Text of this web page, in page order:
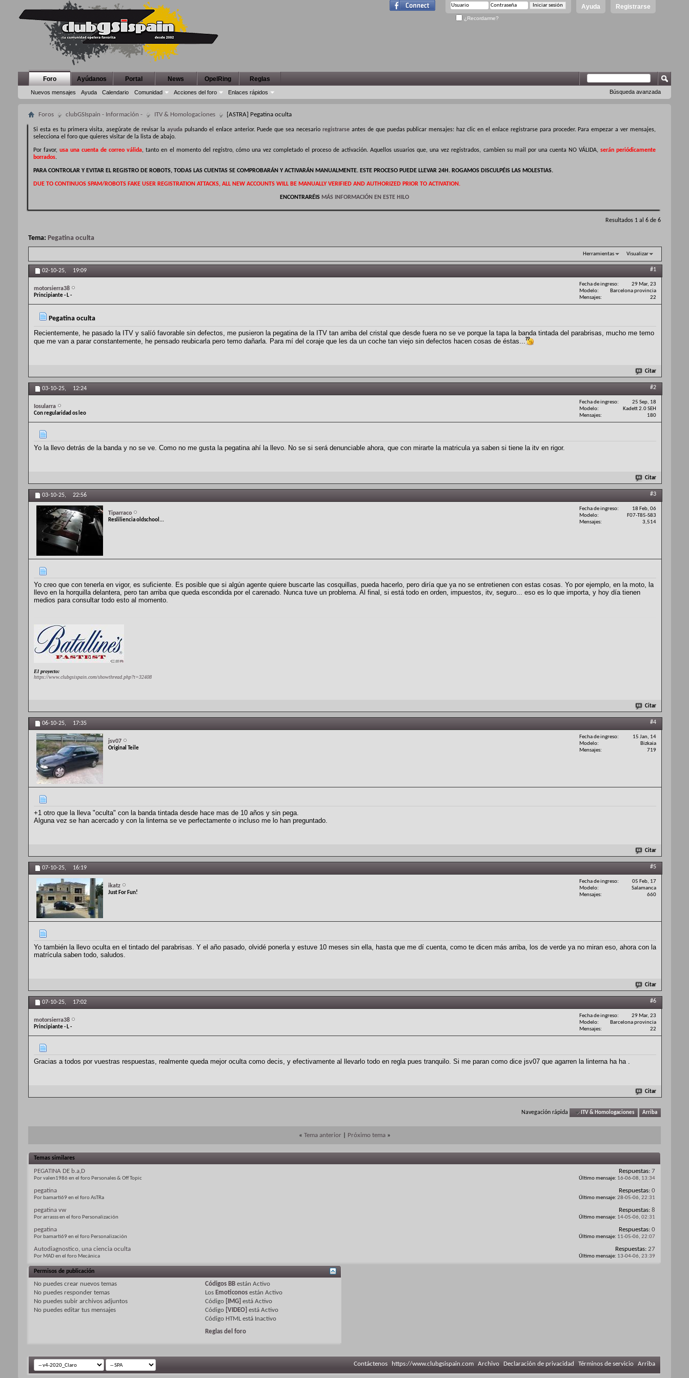
Registrarse
Ayuda
¿Recordarme?
Foro
Nuevos mensajes Ayuda Calendario Comunidad Acciones del foro Enlaces rápidos
Ayúdanos Portal News OpelRing Reglas
Búsqueda avanzada
Foros clubGSIspain - Información - ITV & Homologaciones [ASTRA] Pegatina oculta
Si esta es tu primera visita, asegúrate de revisar la ayudapulsando el enlace anterior. Puede que sea necesarioregistrarse antes de que puedas publicar mensajes: haz clic en el enlace registrarse para proceder. Para empezar a ver mensajes,
selecciona el foro que quieres visitar de la lista de abajo.
Por favor,usa una cuenta de correo válida, tanto en el momento del registro, cómo una vez completado el proceso de activación. Aquellos usuarios que, una vez registrados, cambien su mail por una cuenta NO VÁLIDA, serán periódicamente
borrados.
PARA CONTROLAR Y EVITAR EL REGISTRO DE ROBOTS, TODAS LAS CUENTAS SE COMPROBARÁN Y ACTIVARÁN MANUALMENTE. ESTE PROCESO PUEDE LLEVAR 24H. ROGAMOS DISCULPÉIS LAS MOLESTIAS.
DUE TO CONTINUOS SPAM/ROBOTS FAKE USER REGISTRATION ATTACKS, ALL NEW ACCOUNTS WILL BE MANUALLY VERIFIED AND AUTHORIZED PRIOR TO ACTIVATION.
ENCONTRARÉIS MÁS INFORMACIÓN EN ESTE HILO
Resultados 1 al 6 de 6
Tema: Pegatina oculta
Herramientas Visualizar
02-10-25, 19:09 #1
motorsierra38
Principiante - L -
Fecha de ingreso
29 Mar, 23
Modelo
Barcelona provincia
Mensajes
22
Pegatina oculta
Recientemente, he pasado la ITV y salíó favorable sin defectos, me pusieron la pegatina de la ITV tan arriba del cristal que desde fuera no se ve porque la tapa la banda tintada del parabrisas, mucho me temo
que me van a parar constantemente, he pensado reubicarla pero temo dañarla. Para mí del coraje que les da un coche tan viejo sin defectos hacen cosas de éstas...
Citar
03-10-25, 12:24 #2
Iosularra
Con regularidad os leo
Fecha de ingreso
25 Sep, 18
Modelo
Kadett 2.0 SEH
Mensajes
180
Yo la llevo detrás de la banda y no se ve. Como no me gusta la pegatina ahí la llevo. No se si será denunciable ahora, que con mirarte la matricula ya saben si tiene la itv en rigor.
Citar
03-10-25, 22:56 #3
Tiparraco
Resliliencia oldschool...
Fecha de ingreso
18 Feb, 06
Modelo
F07-T85-S83
Mensajes
3,514
Yo creo que con tenerla en vigor, es suficiente. Es posible que si algún agente quiere buscarte las cosquillas, pueda hacerlo, pero diría que ya no se entretienen con estas cosas. Yo por ejemplo, en la moto, la
llevo en la horquilla delantera, pero tan arriba que queda escondida por el carenado. Nunca tuve un problema. Al final, si está todo en orden, impuestos, itv, seguro... eso es lo que importa, y hoy día tienen
medios para consultar todo esto al momento.
El proyecto:
https://www.clubgsispain.com/showthread.php?t=32408
Citar
06-10-25, 17:35 #4
jsv07
Original Teile
Fecha de ingreso
15 Jan, 14
Modelo
Bizkaia
Mensajes
719
+1 otro que la lleva "oculta" con la banda tintada desde hace mas de 10 años y sin pega.
Alguna vez se han acercado y con la linterna se ve perfectamente o incluso me lo han preguntado.
Citar
07-10-25, 16:19 #5
ikatz
Just For Fun!
Fecha de ingreso
05 Feb, 17
Modelo
Salamanca
Mensajes
660
Yo también la llevo oculta en el tintado del parabrisas. Y el año pasado, olvidé ponerla y estuve 10 meses sin ella, hasta que me dí cuenta, como te dicen más arriba, los de verde ya no miran eso, ahora con la
matrícula saben todo, saludos.
Citar
07-10-25, 17:02 #6
motorsierra38
Principiante - L -
Fecha de ingreso
29 Mar, 23
Modelo
Barcelona provincia
Mensajes
22
Gracias a todos por vuestras respuestas, realmente queda mejor oculta como decis, y efectivamente al llevarlo todo en regla pues tranquilo. Si me paran como dice jsv07 que agarren la linterna ha ha .
Citar
Navegación rápida ITV & Homologaciones Arriba
« Tema anterior Próximo tema »
Temas similares
PEGATINA DE b.a,D
Por valen1986 en el foro Personales & Off Topic
Respuestas: 7
Último mensaje: 16-06-08, 13:34
pegatina
Por bamarti69 en el foro AsTRa
Respuestas: 0
Último mensaje: 28-05-06, 22:31
pegatina vw
Por arrasss en el foro Personalización
Respuestas: 8
Último mensaje: 14-05-06, 02:31
pegatina
Por bamarti69 en el foro Personalización
Respuestas: 0
Último mensaje: 11-05-06, 22:07
Autodiagnostico, una ciencia oculta
Por MAD en el foro Mecánica
Respuestas: 27
Último mensaje: 13-04-06, 23:39
Permisos de publicación
No puedes crear nuevos temas
No puedes responder temas
No puedes subir archivos adjuntos
No puedes editar tus mensajes
Códigos BB estánActivo
Los Emoticonos estánActivo
Código
[IMG] estáActivo
Código [VIDEO] estáActivo
Código HTML está Inactivo
Reglas del foro
Contáctenos https://www.clubgsispain.com Archivo Declaración de privacidad Términos de servicio Arriba